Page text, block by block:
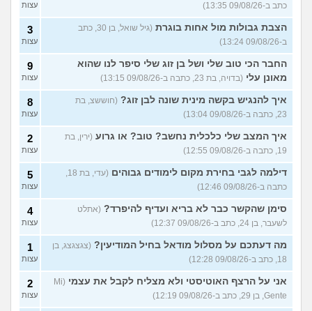
לא משלמת בדייטים
29)
יוצאת איתו היום לדייט ראשון
(אנונימית, בת 18)
3
עוד שאלות חדשות במדור
כתב ב-09/08/26 13:35)
עצות
הצבת גבולות מול אחות בוגרת
(גיל שואל, בן 30, כתב
ב-09/08/26 13:24)
3
עצות
החבר הכי טוב שלי ושל בן זוג שלי סיפר לנו שהוא
מאונן עלי (בדויה, בת 23, כתבה ב-09/08/26 13:15)
9
עצות
איך להנגיש בקשה מינית שונה לבן זוג? (חוששצ, בת
23, כתבה ב-09/08/26 13:04)
8
עצות
איך המצב שלי כלכלית נחשב? טוב? או גרוע (ירין, בת
19, כתבה ב-09/08/26 12:55)
2
עצות
דילמה לגבי בחירת מקום לימודים גבוהים
כתבה ב-09/08/26 12:46)
5
עצות
סימן שהקשר כבר לא בריא ועדיף להיפרד? (אתלט
לשעבר, בן 24, כתב ב-09/08/26 12:37)
4
עצות
מה דעתכם על מסלול מודאל בחיל המודיעין? (צגצגצג, בן
18, כתב ב-09/08/26 12:28)
1
עצות
אני על הרצף האוטיסטי ולא מצליח לקבל את עצמי
(Mi
Gente, בן 29, כתב ב-09/08/26 12:19)
2
עצות